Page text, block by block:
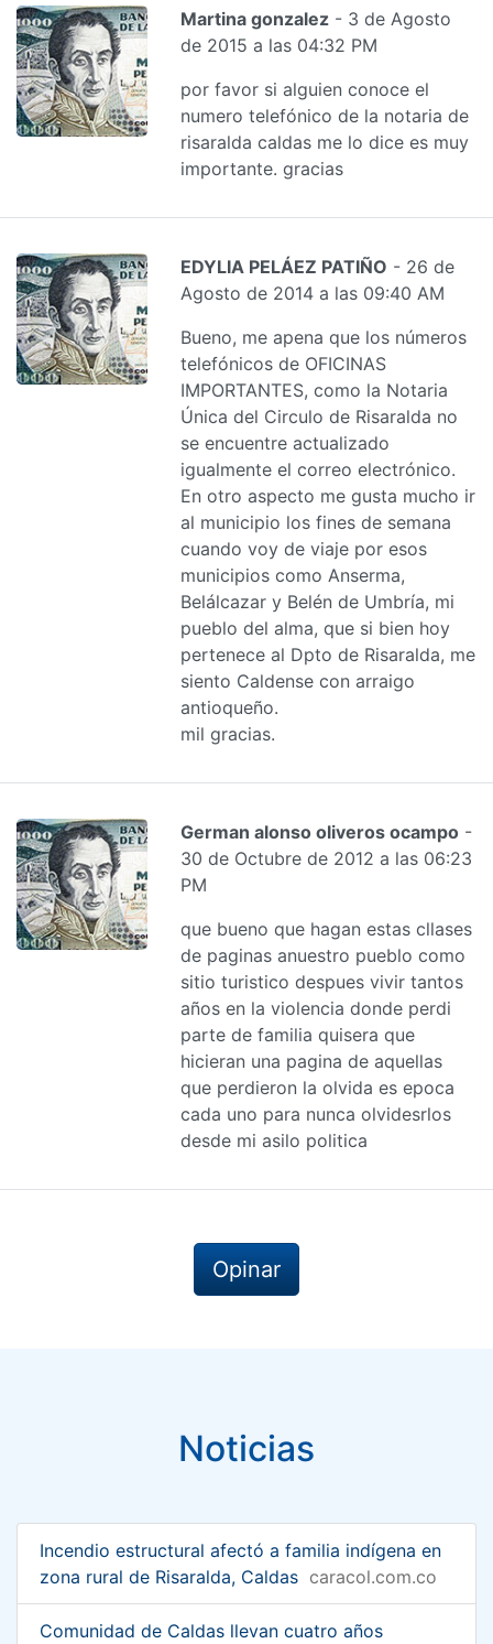
Martina gonzalez - 3 de Agosto
de 2015 a las 04:32 PM
por favor si alguien conoce el
numero telefónico de la notaria de
risaralda caldas me lo dice es muy
importante. gracias
EDYLIA PELÁEZ PATIÑO - 26 de
Agosto de 2014 a las 09:40 AM
Bueno, me apena que los números
telefónicos de OFICINAS
IMPORTANTES, como la Notaria
Única del Circulo de Risaralda no
se encuentre actualizado
igualmente el correo electrónico.
En otro aspecto me gusta mucho ir
al municipio los fines de semana
cuando voy de viaje por esos
municipios como Anserma,
Belálcazar y Belén de Umbría, mi
pueblo del alma, que si bien hoy
pertenece al Dpto de Risaralda, me
siento Caldense con arraigo
antioqueño.
mil gracias.
German alonso oliveros ocampo -
30 de Octubre de 2012 a las 06:23
PM
que bueno que hagan estas cllases
de paginas anuestro pueblo como
sitio turistico despues vivir tantos
años en la violencia donde perdi
parte de familia quisera que
hicieran una pagina de aquellas
que perdieron la olvida es epoca
cada uno para nunca olvidesrlos
desde mi asilo politica
Opinar
Noticias
Incendio estructural afectó a familia indígena en
zona rural de Risaralda, Caldas caracol.com.co
Comunidad de Caldas llevan cuatro años